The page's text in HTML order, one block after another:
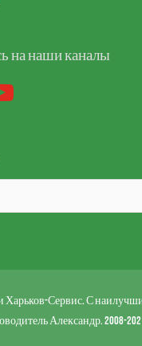
на наши каналы
Харьков-Сервис. С
Александр. 2008-